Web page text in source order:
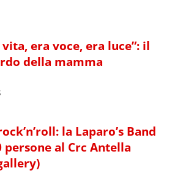
era voce, era luce”: il
della mamma
la Laparo’s Band
persone al Crc Antella